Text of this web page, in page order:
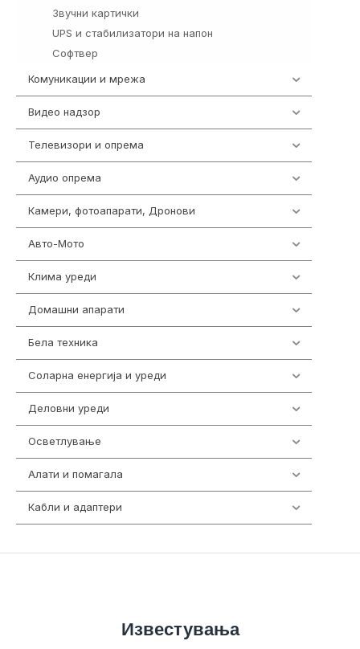
Звучни картички
UPS и стабилизатори на напон
Софтвер
Комуникации и мрежа
Видео надзор
Телевизори и опрема
Аудио опрема
Камери, фотоапарати, Дронови
Авто-Мото
Клима уреди
Домашни апарати
Бела техника
Соларна енергија и уреди
Деловни уреди
Осветлување
Алати и помагала
Кабли и адаптери
Известувања